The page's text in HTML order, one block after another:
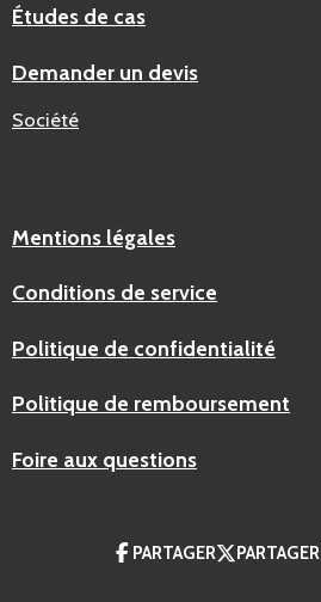
Études de cas
Demander un devis
Société
Mentions légales
Conditions de service
Politique de confidentialité
Politique de remboursement
Foire aux questions
PARTAGER PARTAGER